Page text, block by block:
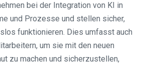
bei der Integration von KI in
und Prozesse und stellen sicher,
funktionieren. Dies umfasst auch
um sie mit den neuen
zu machen und sicherzustellen,